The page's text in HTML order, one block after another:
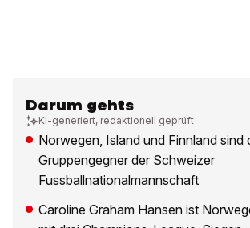
Darum gehts
KI-generiert, redaktionell geprüft
Norwegen, Island und Finnland sind
Gruppengegner der Schweizer
Fussballnationalmannschaft
Caroline Graham Hansen ist